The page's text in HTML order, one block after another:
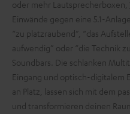
oder mehr Lautsprecherboxen,
Einwände gegen eine 5.1-
“zu platzraubend”, “das
aufwendig” oder “die Technik
Soundbars. Die schlanken
Eingang und optisch-digitalem
an Platz, lassen sich mit dem
und transformieren deinen